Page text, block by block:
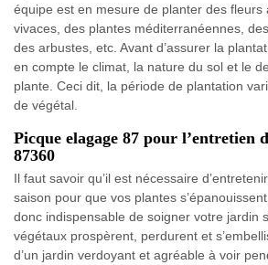
équipe est en mesure de planter des fleurs
vivaces, des plantes méditerranéennes,
des arbustes, etc. Avant d’assurer la
en compte le climat, la nature du sol et le
plante. Ceci dit, la période de plantation
de végétal.
Picque elagage 87 pour l’entretien
87360
Il faut savoir qu’il est nécessaire
saison pour que vos plantes
donc indispensable de soigner votre jardin
végétaux prospèrent, perdurent et
d’un jardin verdoyant et agréable à voir